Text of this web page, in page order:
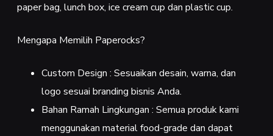
paper bag, lunch box, ice cream cup dan plastic cup.
Mengapa Memilih Paperocks?
Custom Design : Sesuaikan desain, warna, dan
logo sesuai branding bisnis Anda.
Bahan Ramah Lingkungan : Semua produk kami
menggunakan material food-grade dan dapat